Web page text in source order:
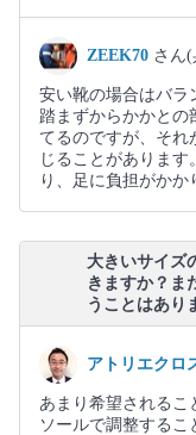
ZEEK70 さん
安い靴の場合はバラ
踏まずからかかとの
てるのですが、それ
じることがありま
り、足に負担がかか
大きいサイズ
きますか？ま
うことはあり
アトリエクロ
あまり希望されるこ
ソールで調整するこ